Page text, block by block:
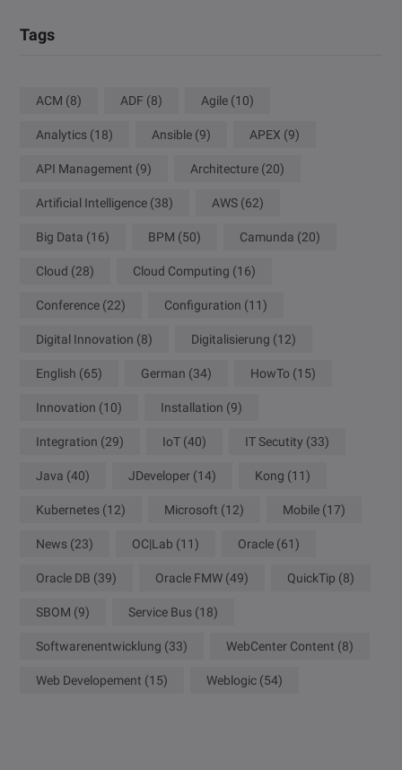
Tags
ACM (8) ADF (8) Agile (10)
Analytics (18) Ansible (9) APEX (9)
API Management (9) Architecture (20)
Artificial Intelligence (38) AWS (62)
Big Data (16) BPM (50) Camunda (20)
Cloud (28) Cloud Computing (16)
Conference (22) Configuration (11)
Digital Innovation (8) Digitalisierung (12)
English (65) German (34) HowTo (15)
Innovation (10) Installation (9)
Integration (29) IoT (40) IT Secutity (33)
Java (40) JDeveloper (14) Kong (11)
Kubernetes (12) Microsoft (12) Mobile (17)
News (23) OC|Lab (11) Oracle (61)
Oracle DB (39) Oracle FMW (49) QuickTip (8)
SBOM (9) Service Bus (18)
Softwarenentwicklung (33) WebCenter Content (8)
Web Developement (15) Weblogic (54)